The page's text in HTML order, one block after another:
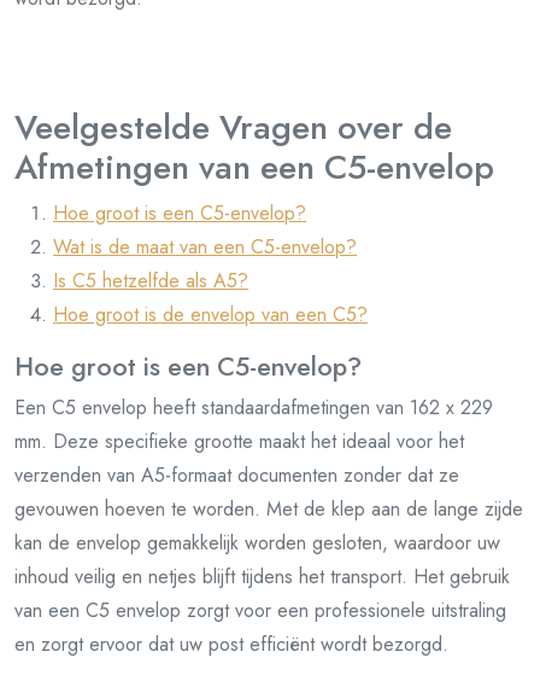
Veelgestelde Vragen over de
Afmetingen van een C5-envelop
Hoe groot is een C5-envelop?
Wat is de maat van een C5-envelop?
Is C5 hetzelfde als A5?
Hoe groot is de envelop van een C5?
Hoe groot is een C5-envelop?
Een C5 envelop heeft standaardafmetingen van 162 x 229
mm. Deze specifieke grootte maakt het ideaal voor het
verzenden van A5-formaat documenten zonder dat ze
gevouwen hoeven te worden. Met de klep aan de lange zijde
kan de envelop gemakkelijk worden gesloten, waardoor uw
inhoud veilig en netjes blijft tijdens het transport. Het gebruik
van een C5 envelop zorgt voor een professionele uitstraling
en zorgt ervoor dat uw post efficiënt wordt bezorgd.